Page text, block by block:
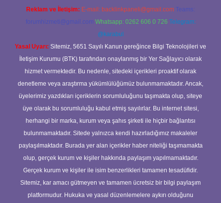
Reklam ve İletişim: E-mail: backlinkpaneli@gmail.com Teams:
forumhizmeti@gmail.com Whatsapp: 0262 606 0 726 Telegram:
@karabul
Yasal Uyarı: Sitemiz, 5651 Sayılı Kanun gereğince Bilgi Teknolojileri ve
İletişim Kurumu (BTK) tarafından onaylanmış bir Yer Sağlayıcı olarak
hizmet vermektedir. Bu nedenle, sitedeki içerikleri proaktif olarak
denetleme veya araştırma yükümlülüğümüz bulunmamaktadır. Ancak,
üyelerimiz yazdıkları içeriklerin sorumluluğunu taşımakta olup, siteye
üye olarak bu sorumluluğu kabul etmiş sayılırlar. Bu internet sitesi,
herhangi bir marka, kurum veya şahıs şirketi ile hiçbir bağlantısı
bulunmamaktadır. Sitede yalnızca kendi hazırladığımız makaleler
paylaşılmaktadır. Burada yer alan içerikler haber niteliği taşımamakta
olup, gerçek kurum ve kişiler hakkında paylaşım yapılmamaktadır.
Gerçek kurum ve kişiler ile isim benzerlikleri tamamen tesadüfidir.
Sitemiz, kar amacı gütmeyen ve tamamen ücretsiz bir bilgi paylaşım
platformudur. Hukuka ve yasal düzenlemelere aykırı olduğunu